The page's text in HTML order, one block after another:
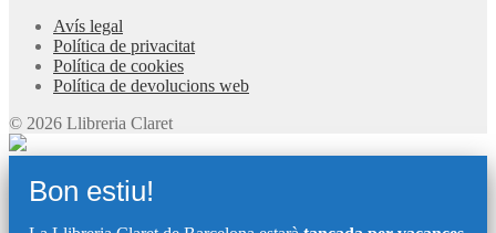
Avís legal
Política de privacitat
Política de cookies
Política de devolucions web
© 2026 Llibreria Claret
Bon estiu!